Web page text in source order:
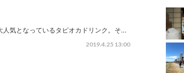
人気となっているタピオカドリンク。そ…
2019.4.25 13:00